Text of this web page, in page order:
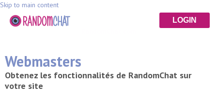
Skip to main content
LOGIN
Webmasters
Obtenez les fonctionnalités de RandomChat sur
votre site